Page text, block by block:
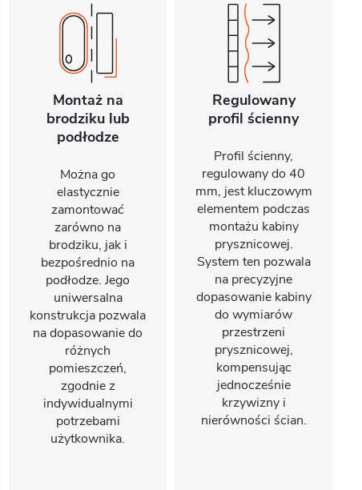
Montaż na
brodziku lub
podłodze
Można go
elastycznie
zamontować
zarówno na
brodziku, jak i
bezpośrednio na
podłodze. Jego
uniwersalna
konstrukcja pozwala
na dopasowanie do
różnych
pomieszczeń,
zgodnie z
indywidualnymi
potrzebami
użytkownika.
Regulowany
profil ścienny
Profil ścienny,
regulowany do 40
mm, jest kluczowym
elementem podczas
montażu kabiny
prysznicowej.
System ten pozwala
na precyzyjne
dopasowanie kabiny
do wymiarów
przestrzeni
prysznicowej,
kompensując
jednocześnie
krzywizny i
nierówności ścian.